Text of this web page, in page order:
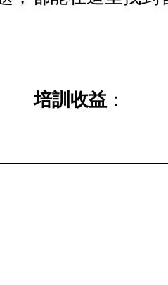
培訓收益 ：